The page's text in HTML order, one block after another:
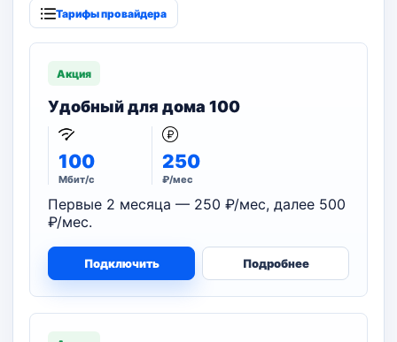
Тарифы провайдера
Акция
Удобный для дома 100
100
Мбит/с
250
₽/мес
Первые 2 месяца — 250 ₽/мес, далее 500
₽/мес.
Подключить Подробнее